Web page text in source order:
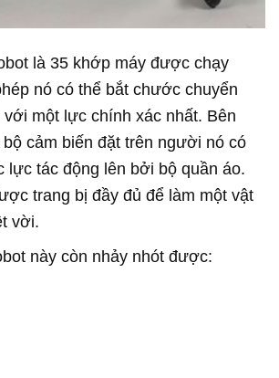
là 35 khớp máy được chạy
nó có thể bắt chước chuyển
một lực chính xác nhất. Bên
cảm biến đặt trên người nó có
lực tác động lên bởi bộ quần áo.
trang bị đầy đủ để làm một vật
vời.
này còn nhảy nhót được: